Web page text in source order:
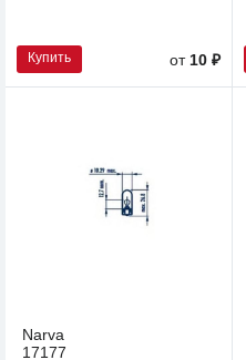
Купить от 10 ₽
Narva
17177